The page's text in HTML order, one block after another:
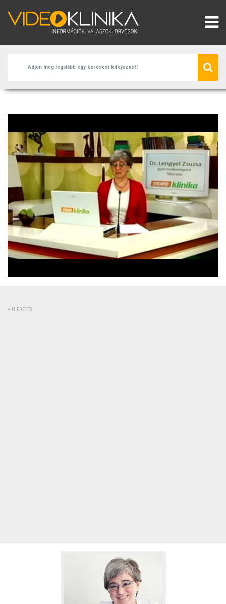
kikapcsolva
0%
0%
HIRDETÉS